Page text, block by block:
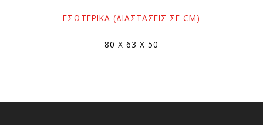
ΕΣΩΤΕΡΙΚΆ (ΔΙΑΣΤΆΣΕΙΣ ΣΕ CM)
80 X 63 X 50